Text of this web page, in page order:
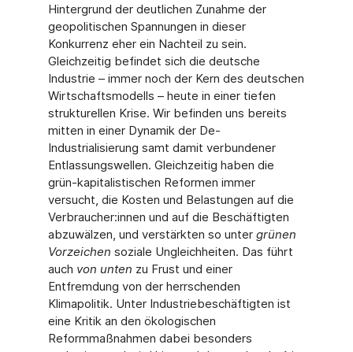
Hintergrund der deutlichen Zunahme der
geopolitischen Spannungen in dieser
Konkurrenz eher ein Nachteil zu sein.
Gleichzeitig befindet sich die deutsche
Industrie – immer noch der Kern des deutschen
Wirtschaftsmodells – heute in einer tiefen
strukturellen Krise. Wir befinden uns bereits
mitten in einer Dynamik der De-
Industrialisierung samt damit verbundener
Entlassungswellen. Gleichzeitig haben die
grün-kapitalistischen Reformen immer
versucht, die Kosten und Belastungen auf die
Verbraucher:innen und auf die Beschäftigten
abzuwälzen, und verstärkten so unter grünen
Vorzeichen soziale Ungleichheiten. Das führt
auch von unten zu Frust und einer
Entfremdung von der herrschenden
Klimapolitik. Unter Industriebeschäftigten ist
eine Kritik an den ökologischen
Reformmaßnahmen dabei besonders